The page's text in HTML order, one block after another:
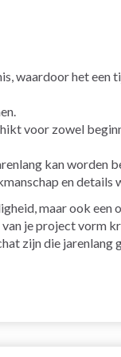
waardoor het een
voor zowel
kan worden
en details
maar ook een
je project vorm
zijn die jarenlang